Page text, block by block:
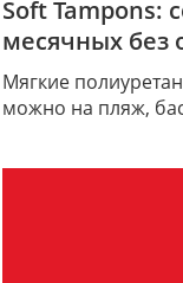
Soft Tampons:
месячных без
Мягкие
можно на пляж,